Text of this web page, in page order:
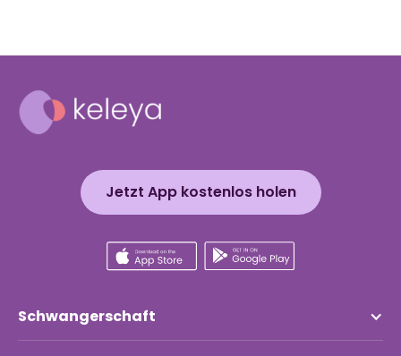
Jetzt App kostenlos holen
Schwangerschaft